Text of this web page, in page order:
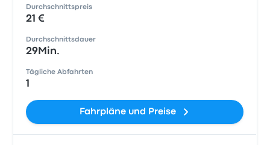
Durchschnittspreis
21 €
Durchschnittsdauer
29Min.
Tägliche Abfahrten
1
Fahrpläne und Preise